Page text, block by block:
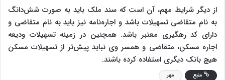
از دیگر شرایط مهم، آن است که سند ملک باید به صورت شش‌دانگ
به نام متقاضی تسهیلات باشد و اجاره‌نامه نیز باید به نام متقاضی و
دارای کد رهگیری معتبر باشد. همچنین در زمینه تسهیلات ودیعه
اجاره مسکن، متقاضی و همسر وی نباید پیش‌تر از تسهیلات مسکن
هیچ بانک دیگری استفاده کرده باشند.
منبع مهر